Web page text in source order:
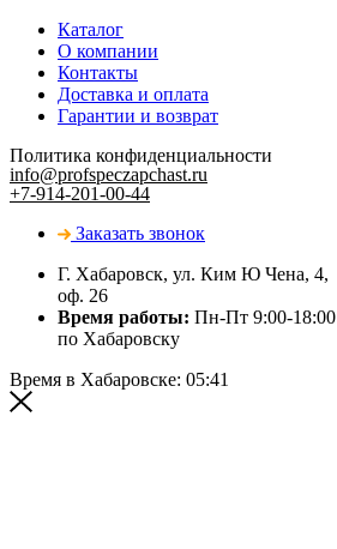
Каталог
О компании
Контакты
Доставка и оплата
Гарантии и возврат
Политика конфиденциальности
info@profspeczapchast.ru
+7-914-201-00-44
Заказать звонок
Г. Хабаровск, ул. Ким Ю Чена, 4,
оф. 26
Время работы: Пн-Пт 9:00-18:00
по Хабаровску
Время в Хабаровске: 05:41